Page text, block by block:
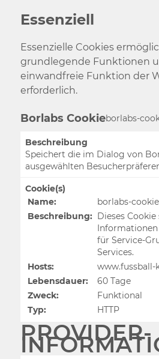
Essenziell
Essenzielle Cookies
grundlegende Funktionen
einwandfreie Funktion der
erforderlich.
Borlabs Cookieborlabs-
Beschreibung
Speichert die im Dialog von
ausgewählten
Cookie(s)
Name:
borlabs-cookie
Beschreibung: Dieses
für Service-
Services.
Hosts:
www.fussball-
Lebensdauer:
60 Tage
Zweck:
Funktional
Typ:
HTTP
PROVIDER-